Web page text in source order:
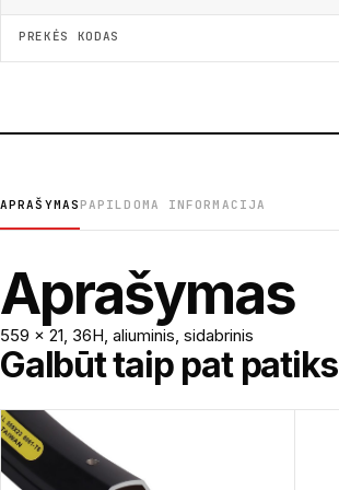
PREKĖS KODAS
APRAŠYMAS PAPILDOMA INFORMACIJA
Aprašymas
559 x 21, 36H, aliuminis, sidabrinis
Galbūt taip pat patiks